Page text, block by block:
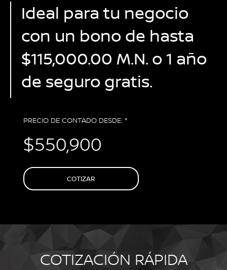
Ideal para tu negocio
con un bono de hasta
$115,000.00 M.N. o 1 año
de seguro gratis.
PRECIO DE CONTADO DESDE: *
$550,900
COTIZAR
COTIZACIÓN RÁPIDA